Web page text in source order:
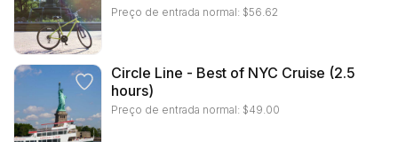
Preço de entrada normal: $56.62
Circle Line - Best of NYC Cruise (2.5
hours)
Preço de entrada normal: $49.00